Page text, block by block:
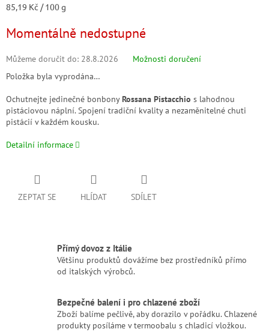
Měrná
85,19 Kč / 100 g
Momentálně nedostupné
Můžeme doručit do: 28.8.2026
Možnosti doručení
Položka byla vyprodána…
Ochutnejte jedinečné bonbonyRossana Pistacchio s lahodnou
pistáciovou náplní. Spojení tradiční kvality a nezaměnitelné chuti
pistácií v každém kousku.
Detailní informace
ZEPTAT SE HLÍDAT SDÍLET
Přímý dovoz z Itálie
Většinu produktů dovážíme bez prostředníků přímo
od italských výrobců.
Bezpečné balení i pro chlazené zboží
Zboží balíme pečlivě, aby dorazilo v pořádku. Chlazené
produkty posíláme v termoobalu s chladicí vložkou.